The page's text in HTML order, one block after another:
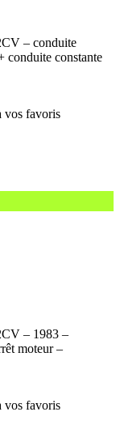
– conduite
conduite constante
– 1983 –
moteur –